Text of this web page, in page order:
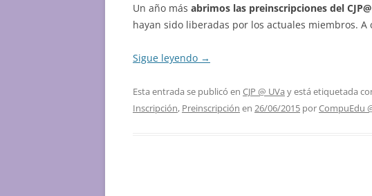
Un año más abrimos las preinscripciones del
hayan sido liberadas por los actuales miembros.
Sigue leyendo →
Esta entrada se publicó en CJP @ UVa y está etiquetada
Inscripción, Preinscripción en 26/06/2015 porCompuEdu